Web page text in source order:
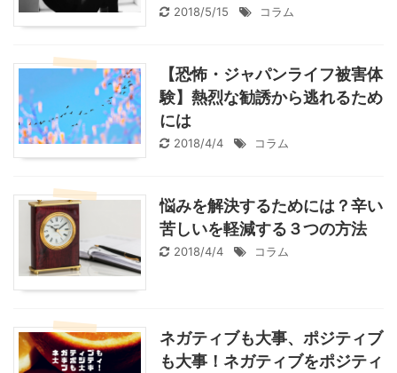
2018/5/15 コラム
【恐怖・ジャパンライフ被害体
験】熱烈な勧誘から逃れるため
には
2018/4/4 コラム
悩みを解決するためには？辛い
苦しいを軽減する３つの方法
2018/4/4 コラム
ネガティブも大事、ポジティブ
も大事！ネガティブをポジティ